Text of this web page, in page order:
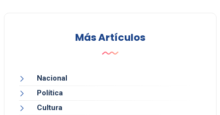
Más Artículos
Nacional
Política
Cultura